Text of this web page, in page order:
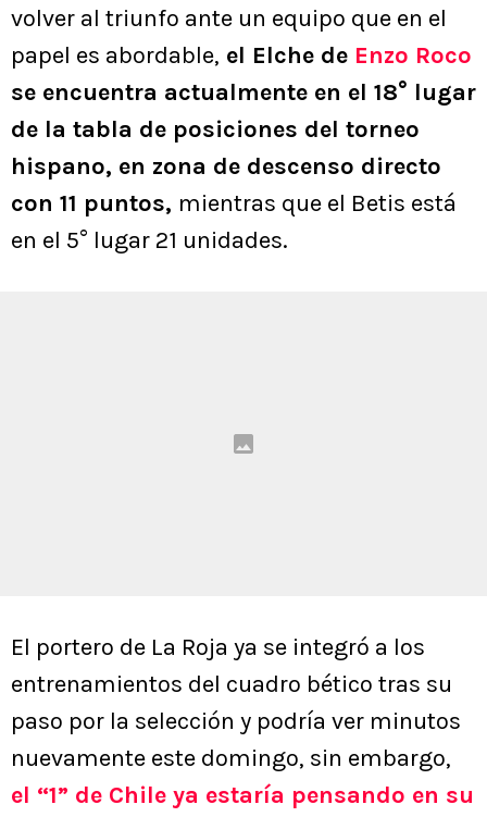
volver al triunfo ante un equipo que en el
papel es abordable, el Elche de Enzo Roco
se encuentra actualmente en el 18° lugar
de la tabla de posiciones del torneo
hispano, en zona de descenso directo
con 11 puntos, mientras que el Betis está
en el 5° lugar 21 unidades.
El portero de La Roja ya se integró a los
entrenamientos del cuadro bético tras su
paso por la selección y podría ver minutos
nuevamente este domingo, sin embargo,
el “1” de Chile ya estaría pensando en su